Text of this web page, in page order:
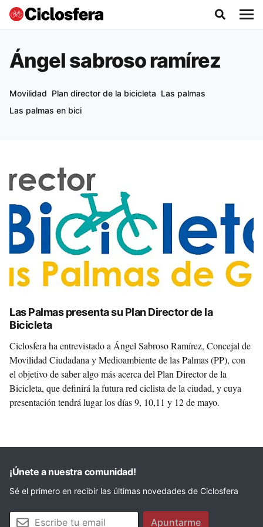
Ángel sabroso ramírez
Movilidad Plan director de la bicicleta Las palmas
Las palmas en bici
Las Palmas presenta su Plan Director de la
Bicicleta
Ciclosfera ha entrevistado a Ángel Sabroso Ramírez, Concejal de
Movilidad Ciudadana y Medioambiente de las Palmas (PP), con
el objetivo de saber algo más acerca del Plan Director de la
Bicicleta, que definirá la futura red ciclista de la ciudad, y cuya
presentación tendrá lugar los días 9, 10,11 y 12 de mayo.
¡Únete a nuestra comunidad!
Sé el primero en recibir las últimas novedades de Ciclosfera
Tu email Apuntarme